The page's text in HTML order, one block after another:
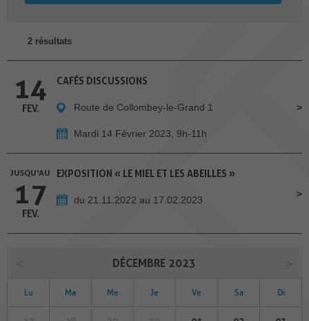
2 résultats
14
FEV.
CAFÉS DISCUSSIONS
Route de Collombey-le-Grand 1
Mardi 14 Février 2023, 9h-11h
JUSQU'AU
17
FEV.
EXPOSITION « LE MIEL ET LES ABEILLES »
du 21.11.2022 au 17.02.2023
DÉCEMBRE 2023
Lu Ma Me Je Ve Sa Di